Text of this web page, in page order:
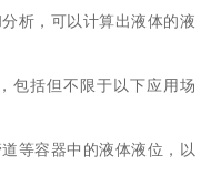
析，可以计算出液体的液
包括但不限于以下应用场
等容器中的液体液位，以